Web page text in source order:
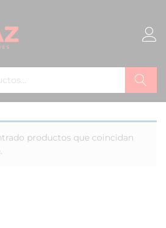
Buscar
productos que coincidan